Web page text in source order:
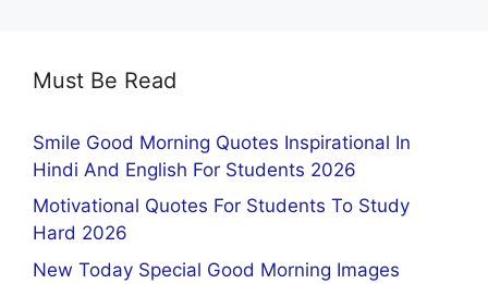
Must Be Read
Smile Good Morning Quotes Inspirational In
Hindi And English For Students 2026
Motivational Quotes For Students To Study
Hard 2026
New Today Special Good Morning Images